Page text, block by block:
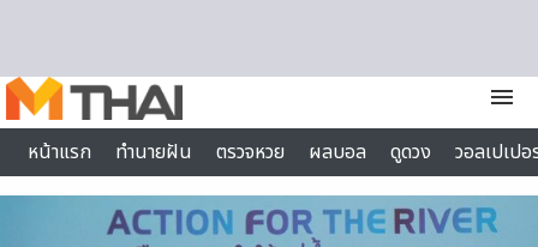
menu
หน้าแรก
ทำนายฝัน ตรวจหวย ผลบอล ดูดวง
วอลเปเป
ไลฟ์สไตล์